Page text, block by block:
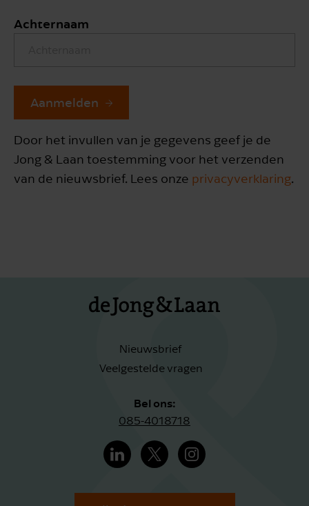
Achternaam
Aanmelden
Door het invullen van je gegevens geef je de
Jong & Laan toestemming voor het verzenden
van de nieuwsbrief. Lees onze privacyverklaring.
Nieuwsbrief
Veelgestelde vragen
Bel ons:
085-4018718